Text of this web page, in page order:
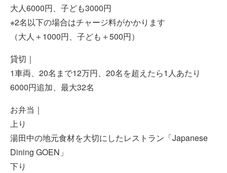
大人6000円、子ども3000円
※2名以下の場合はチャージ料がかかります
（大人＋1000円、子ども＋500円）
貸切｜
1車両、20名まで12万円、20名を超えたら1人あたり
6000円追加、最大32名
お弁当｜
上り
湯田中の地元食材を大切にしたレストラン「Japanese
Dining GOEN」
下り